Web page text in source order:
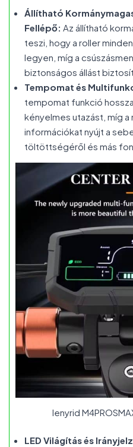
Állítható
Fellépő: Az állítható
teszi, hogy a roller
legyen, míg a
biztonságos állást biztosít.
Tempomat és
tempomat funkció
kényelmes utazást, míg a
információkat nyújt a
töltöttségéről és más
Ienyrid
LED Világítás és